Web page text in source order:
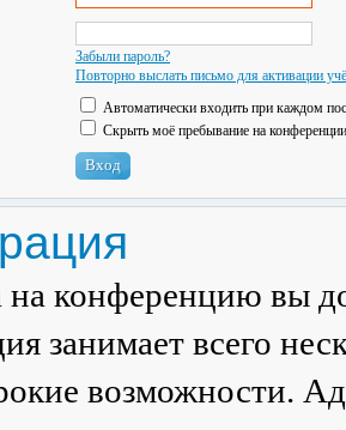
Забыли пароль?
Повторно выслать письмо для активации
Автоматически входить при каждом
Скрыть моё пребывание на
на конференцию вы
занимает всего
возможности.